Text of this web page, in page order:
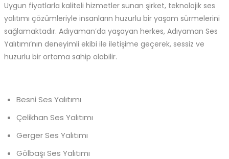
Uygun fiyatlarla kaliteli hizmetler sunan şirket, teknolojik ses
yalıtımı çözümleriyle insanların huzurlu bir yaşam sürmelerini
sağlamaktadır. Adıyaman’da yaşayan herkes, Adıyaman Ses
Yalıtımı’nın deneyimli ekibi ile iletişime geçerek, sessiz ve
huzurlu bir ortama sahip olabilir.
Besni Ses Yalıtımı
Çelikhan Ses Yalıtımı
Gerger Ses Yalıtımı
Gölbaşı Ses Yalıtımı